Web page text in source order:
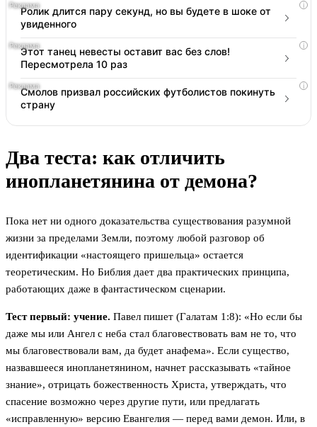
i
Ролик длится пару секунд, но вы будете в шоке от
увиденного
i
Этот танец невесты оставит вас без слов!
Пересмотрела 10 раз
i
Смолов призвал российских футболистов покинуть
страну
Два теста: как отличить
инопланетянина от демона?
Пока нет ни одного доказательства существования разумной
жизни за пределами Земли, поэтому любой разговор об
идентификации «настоящего пришельца» остается
теоретическим. Но Библия дает два практических принципа,
работающих даже в фантастическом сценарии.
Тест первый: учение. Павел пишет (Галатам 1:8): «Но если бы
даже мы или Ангел с неба стал благовествовать вам не то, что
мы благовествовали вам, да будет анафема». Если существо,
назвавшееся инопланетянином, начнет рассказывать «тайное
знание», отрицать божественность Христа, утверждать, что
спасение возможно через другие пути, или предлагать
«исправленную» версию Евангелия — перед вами демон. Или, в